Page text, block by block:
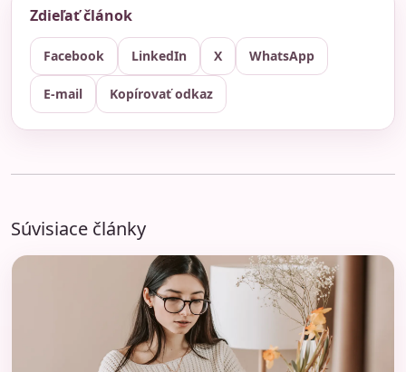
Zdieľať článok
Facebook LinkedIn X WhatsApp
E-mail Kopírovať odkaz
Súvisiace články